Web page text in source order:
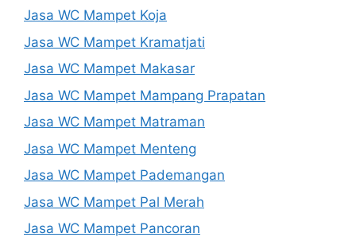
Jasa WC Mampet Koja
Jasa WC Mampet Kramatjati
Jasa WC Mampet Makasar
Jasa WC Mampet Mampang Prapatan
Jasa WC Mampet Matraman
Jasa WC Mampet Menteng
Jasa WC Mampet Pademangan
Jasa WC Mampet Pal Merah
Jasa WC Mampet Pancoran